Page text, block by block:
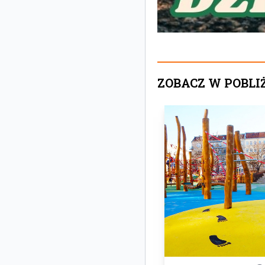
ZOBACZ W